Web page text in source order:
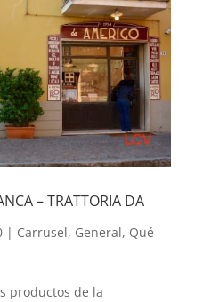
– TRATTORIA DA
| Carrusel, General, Qué
productos de la